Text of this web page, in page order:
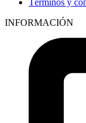
INFORMACIÓN